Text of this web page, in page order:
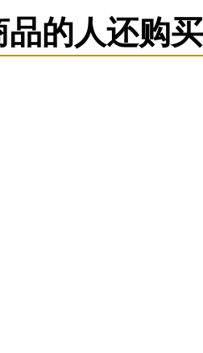
品的人还购